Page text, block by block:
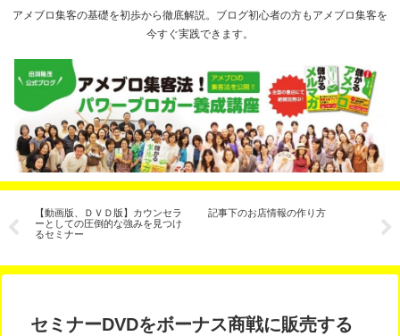
アメブロ集客の基礎を初歩から徹底解説。ブログ初心者の方もアメブロ集客を
今すぐ実践できます。
【動画版、ＤＶＤ版】カウンセラ
ーとしての圧倒的な強みを見つけ
るセミナー
記事下のお店情報の作り方
ェ
た
セミナーDVDをボーナス商戦に販売する